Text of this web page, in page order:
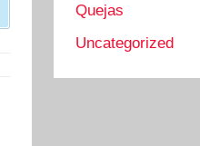
Quejas
Uncategorized